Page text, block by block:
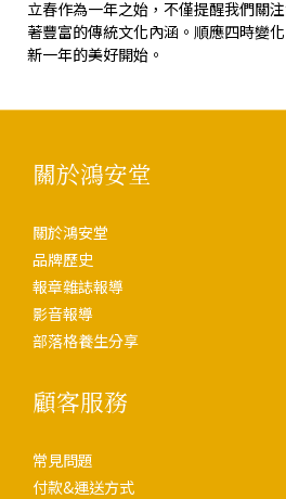
立春作為一年之始，不僅提醒我們關
著豐富的傳統文化內涵。順應四時變
新一年的美好開始。
關於鴻安堂
關於鴻安堂
品牌歷史
報章雜誌報導
影音報導
部落格養生分享
顧客服務
常見問題
付款&運送方式